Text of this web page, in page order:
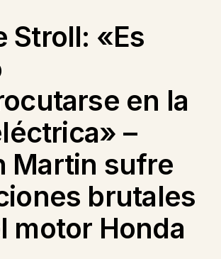
Stroll: «Es
en la
–
Martin sufre
brutales
motor Honda